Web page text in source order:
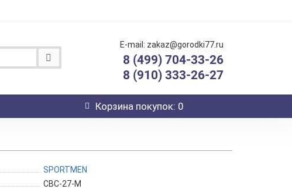
E-mail: zakaz@gorodki77.ru
8 (499) 704-33-26
8 (910) 333-26-27
Корзинапокупок: 0
SPORTMEN
СВС-27-М